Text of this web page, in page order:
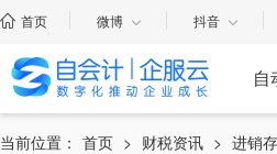
首页 微博 抖音
自
当前位置： 首页 > 财税资讯 > 进销